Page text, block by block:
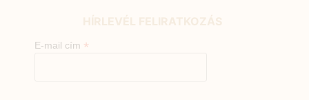
E-mail cím *